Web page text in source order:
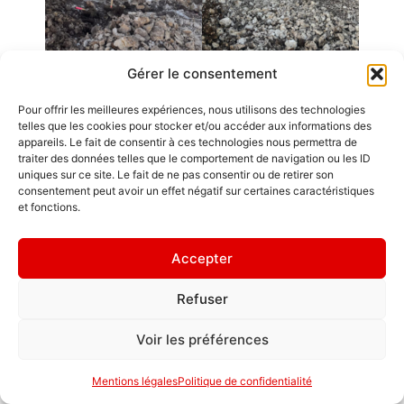
Gérer le consentement
Pour offrir les meilleures expériences, nous utilisons des technologies
telles que les cookies pour stocker et/ou accéder aux informations des
appareils. Le fait de consentir à ces technologies nous permettra de
traiter des données telles que le comportement de navigation ou les ID
uniques sur ce site. Le fait de ne pas consentir ou de retirer son
consentement peut avoir un effet négatif sur certaines caractéristiques
et fonctions.
Accepter
Refuser
Voir les préférences
Mentions légalesPolitique de confidentialité
Emplois
Contact / Accès
Mentions légales
Rappelez-vous
toujours en
construction.
confidentialité
GDL Construction
2026
Planches
Pierre